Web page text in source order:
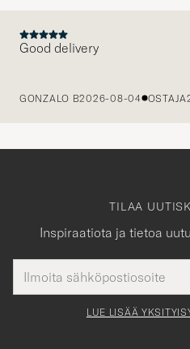
Good delivery
GONZALO B2026-08-04 OSTAJA
TILAA
Inspiraatiota ja tietoa
tieto
Tack
för
LUE LISÄÄ